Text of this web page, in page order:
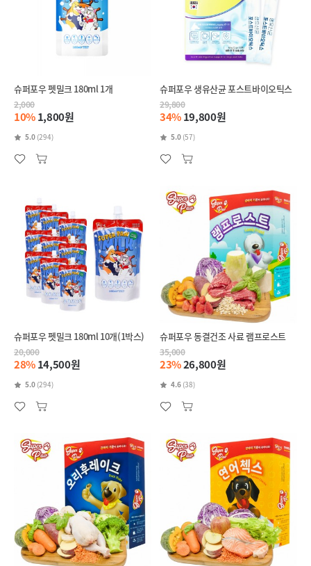
슈퍼포우 펫밀크 180ml 1개
2,000
10%1,800원
5.0 (294)
슈퍼포우 생유산균 포스트바이오틱스
29,800
34%19,800원
5.0 (57)
슈퍼포우 펫밀크 180ml 10개(1박스)
20,000
28%14,500원
5.0 (294)
슈퍼포우 동결건조 사료 램프로스트
35,000
23%26,800원
4.6 (38)